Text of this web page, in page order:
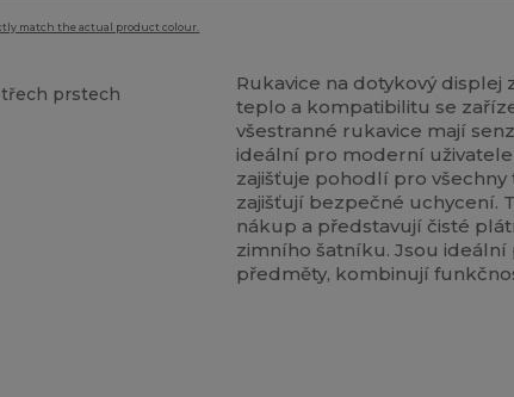
match the actual product colour.
prstech
Rukavice na dotykový
teplo a kompatibilitu se
všestranné rukavice mají
ideální pro moderní
zajišťuje pohodlí pro
zajišťují bezpečné uchycení.
nákup a představují čisté
zimního šatníku. Jsou
předměty, kombinují